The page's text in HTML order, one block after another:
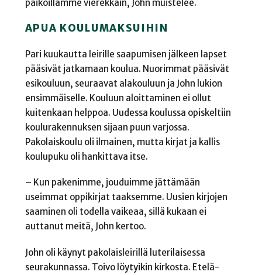
paikoillamme vierekkäin, John muistelee.
APUA KOULUMAKSUIHIN
Pari kuukautta leirille saapumisen jälkeen lapset
pääsivät jatkamaan koulua. Nuorimmat pääsivät
esikouluun, seuraavat alakouluun ja John lukion
ensimmäiselle. Kouluun aloittaminen ei ollut
kuitenkaan helppoa. Uudessa koulussa opiskeltiin
koulurakennuksen sijaan puun varjossa.
Pakolaiskoulu oli ilmainen, mutta kirjat ja kallis
koulupuku oli hankittava itse.
– Kun pakenimme, jouduimme jättämään
useimmat oppikirjat taaksemme. Uusien kirjojen
saaminen oli todella vaikeaa, sillä kukaan ei
auttanut meitä, John kertoo.
John oli käynyt pakolaisleirillä luterilaisessa
seurakunnassa. Toivo löytyikin kirkosta. Etelä-